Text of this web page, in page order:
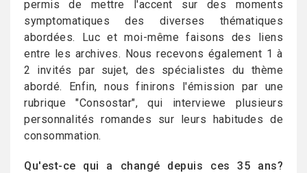
permis de mettre l'accent sur des moments
symptomatiques des diverses thématiques
abordées. Luc et moi-même faisons des liens
entre les archives. Nous recevons également 1 à
2 invités par sujet, des spécialistes du thème
abordé. Enfin, nous finirons l'émission par une
rubrique "Consostar", qui interviewe plusieurs
personnalités romandes sur leurs habitudes de
consommation.
Qu'est-ce qui a changé depuis ces 35 ans?